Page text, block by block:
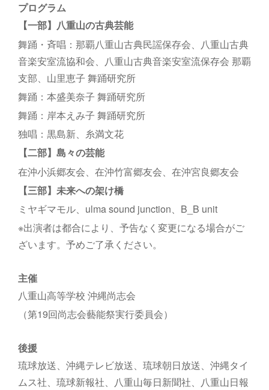
プログラム
【一部】八重山の古典芸能
舞踊・斉唱：那覇八重山古典民謡保存会、八重山古典
音楽安室流協和会、八重山古典音楽安室流保存会 那覇
支部、山里恵子 舞踊研究所
舞踊：本盛美奈子 舞踊研究所
舞踊：岸本えみ子 舞踊研究所
独唱：黒島新、糸満文花
【二部】島々の芸能
在沖小浜郷友会、在沖竹富郷友会、在沖宮良郷友会
【三部】未来への架け橋
ミヤギマモル、ulma sound junction、B_B unit
※出演者は都合により、予告なく変更になる場合がご
ざいます。予めご了承ください。
主催
八重山高等学校 沖縄尚志会
（第19回尚志会藝能祭実行委員会）
後援
琉球放送、沖縄テレビ放送、琉球朝日放送、沖縄タイ
ムス社、琉球新報社、八重山毎日新聞社、八重山日報